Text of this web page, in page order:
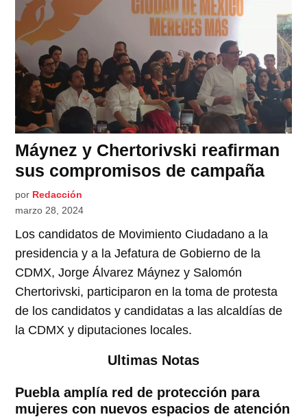
Máynez y Chertorivski reafirman
sus compromisos de campaña
por Redacción
marzo 28, 2024
Los candidatos de Movimiento Ciudadano a la
presidencia y a la Jefatura de Gobierno de la
CDMX, Jorge Álvarez Máynez y Salomón
Chertorivski, participaron en la toma de protesta
de los candidatos y candidatas a las alcaldías de
la CDMX y diputaciones locales.
Ultimas Notas
Puebla amplía red de protección para
mujeres con nuevos espacios de atención